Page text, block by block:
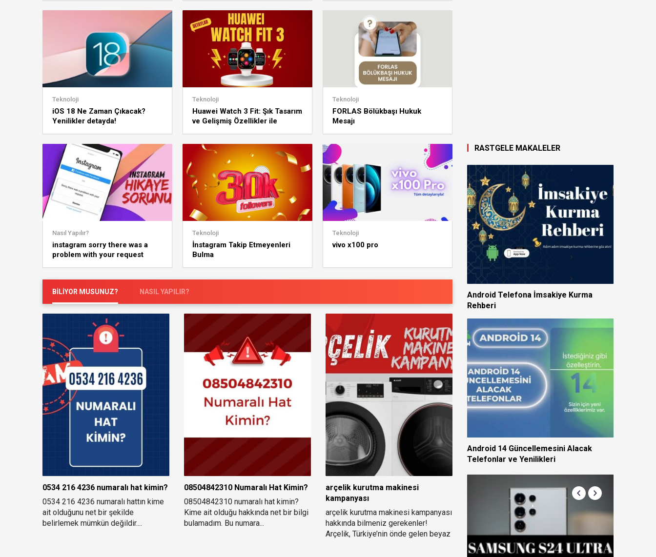
Teknoloji
iOS 18 Ne Zaman Çıkacak?
Yenilikler detayda!
Teknoloji
Huawei Watch 3 Fit: Şık Tasarım
ve Gelişmiş Özellikler ile
Teknoloji
FORLAS Bölükbaşı Hukuk
Mesajı
Nasıl Yapılır?
instagram sorry there was a
problem with your request
Teknoloji
İnstagram Takip Etmeyenleri
Bulma
Teknoloji
vivo x100 pro
BİLİYOR MUSUNUZ? NASIL YAPILIR?
0534 216 4236 numaralı hat kimin?
0534 216 4236 numaralı hattın kime
ait olduğunu net bir şekilde
belirlemek mümkün değildir....
08504842310 Numaralı Hat Kimin?
08504842310 numaralı hat kimin?
Kime ait olduğu hakkında net bir bilgi
bulamadım. Bu numara...
arçelik kurutma makinesi
kampanyası
arçelik kurutma makinesi kampanyası
hakkında bilmeniz gerekenler!
Arçelik, Türkiye’nin önde gelen beyaz
RASTGELE MAKALELER
Android Telefona İmsakiye Kurma
Rehberi
Android 14 Güncellemesini Alacak
Telefonlar ve Yenilikleri